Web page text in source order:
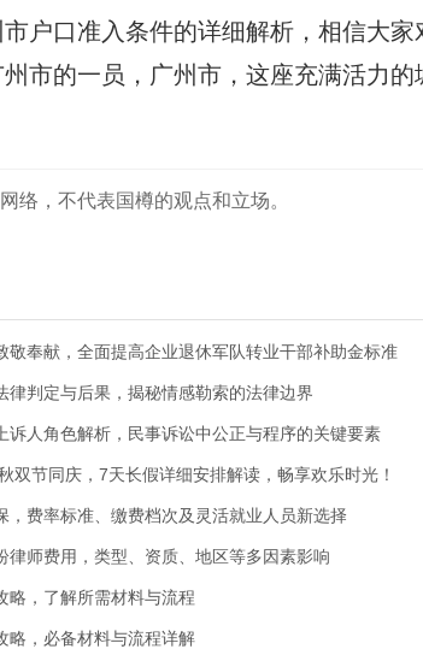
户口准入条件的详细解析，相信大
市的一员，广州市，这座充满活力
络，不代表国樽的观点和立场。
敬奉献，全面提高企业退休军队转业干部补助金标准
律判定与后果，揭秘情感勒索的法律边界
诉人角色解析，民事诉讼中公正与程序的关键要素
双节同庆，7天长假详细安排解读，畅享欢乐时光！
，费率标准、缴费档次及灵活就业人员新选择
律师费用，类型、资质、地区等多因素影响
略，了解所需材料与流程
略，必备材料与流程详解